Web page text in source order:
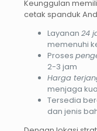
Keunggulan
cetak spanduk
Layanan 24
memenuhi
Proses
2-3 jam
Harga
menjaga
Tersedia
dan jenis